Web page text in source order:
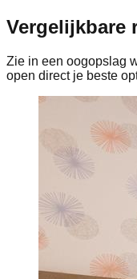
Vergelijkbare
Zie in een oogopslag
open direct je beste